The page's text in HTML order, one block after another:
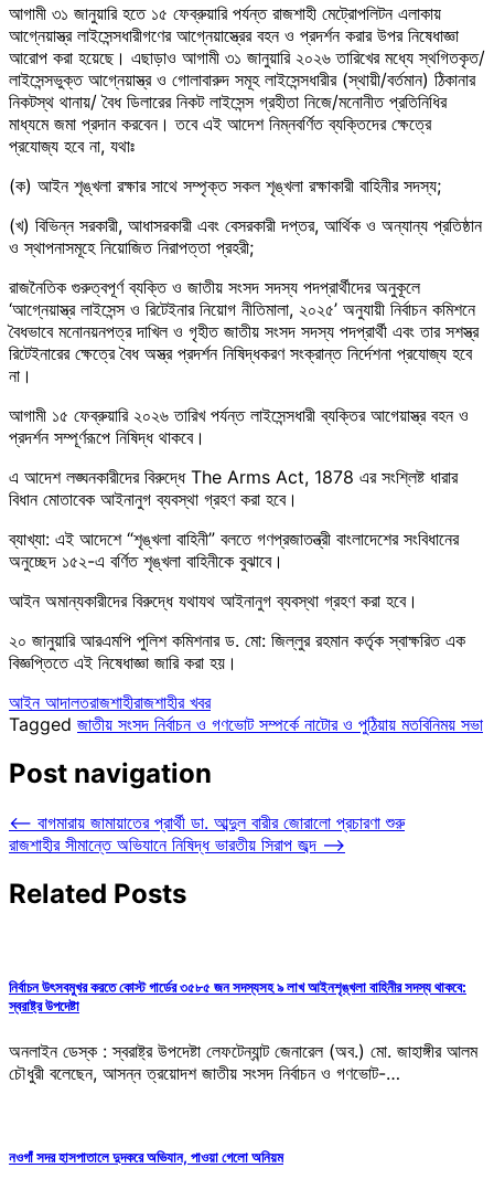
আগামী ৩১ জানুয়ারি হতে ১৫ ফেব্রুয়ারি পর্যন্ত রাজশাহী মেট্রোপলিটন এলাকায়
আগ্নেয়াস্ত্র লাইসেন্সধারীগণের আগ্নেয়াস্ত্রের বহন ও প্রদর্শন করার উপর নিষেধাজ্ঞা
আরোপ করা হয়েছে। এছাড়াও আগামী ৩১ জানুয়ারি ২০২৬ তারিখের মধ্যে স্থগিতকৃত/
লাইসেন্সভুক্ত আগ্নেয়াস্ত্র ও গোলাবারুদ সমূহ লাইসেন্সধারীর (স্থায়ী/বর্তমান) ঠিকানার
নিকটস্থ থানায়/ বৈধ ডিলারের নিকট লাইসেন্স গ্রহীতা নিজে/মনোনীত প্রতিনিধির
মাধ্যমে জমা প্রদান করবেন। তবে এই আদেশ নিম্নবর্ণিত ব্যক্তিদের ক্ষেত্রে
প্রযোজ্য হবে না, যথাঃ
(ক) আইন শৃঙ্খলা রক্ষার সাথে সম্পৃক্ত সকল শৃঙ্খলা রক্ষাকারী বাহিনীর সদস্য;
(খ) বিভিন্ন সরকারী, আধাসরকারী এবং বেসরকারী দপ্তর, আর্থিক ও অন্যান্য প্রতিষ্ঠান
ও স্থাপনাসমূহে নিয়োজিত নিরাপত্তা প্রহরী;
রাজনৈতিক গুরুত্বপূর্ণ ব্যক্তি ও জাতীয় সংসদ সদস্য পদপ্রার্থীদের অনুকূলে
‘আগ্নেয়াস্ত্র লাইসেন্স ও রিটেইনার নিয়োগ নীতিমালা, ২০২৫’ অনুযায়ী নির্বাচন কমিশনে
বৈধভাবে মনোনয়নপত্র দাখিল ও গৃহীত জাতীয় সংসদ সদস্য পদপ্রার্থী এবং তার সশস্ত্র
রিটেইনারের ক্ষেত্রে বৈধ অস্ত্র প্রদর্শন নিষিদ্ধকরণ সংক্রান্ত নির্দেশনা প্রযোজ্য হবে
না।
আগামী ১৫ ফেব্রুয়ারি ২০২৬ তারিখ পর্যন্ত লাইসেন্সধারী ব্যক্তির আগেয়াস্ত্র বহন ও
প্রদর্শন সম্পূর্ণরূপে নিষিদ্ধ থাকবে।
এ আদেশ লঙ্ঘনকারীদের বিরুদ্ধে The Arms Act, 1878 এর সংশ্লিষ্ট ধারার
বিধান মোতাবেক আইনানুগ ব্যবস্থা গ্রহণ করা হবে।
ব্যাখ্যা: এই আদেশে “শৃঙ্খলা বাহিনী” বলতে গণপ্রজাতন্ত্রী বাংলাদেশের সংবিধানের
অনুচ্ছেদ ১৫২-এ বর্ণিত শৃঙ্খলা বাহিনীকে বুঝাবে।
আইন অমান্যকারীদের বিরুদ্ধে যথাযথ আইনানুগ ব্যবস্থা গ্রহণ করা হবে।
২০ জানুয়ারি আরএমপি পুলিশ কমিশনার ড. মো: জিল্‌লুর রহমান কর্তৃক স্বাক্ষরিত এক
বিজ্ঞপ্তিতে এই নিষেধাজ্ঞা জারি করা হয়।
আইন আদালতরাজশাহীরাজশাহীর খবর
Tagged জাতীয় সংসদ নির্বাচন ও গণভোট সম্পর্কে নাটোর ও পুঠিয়ায় মতবিনিময় সভা
Post navigation
⟵ বাগমারায় জামায়াতের প্রার্থী ডা. আব্দুল বারীর জোরালো প্রচারণা শুরু
রাজশাহীর সীমান্তে অভিযানে নিষিদ্ধ ভারতীয় সিরাপ জব্দ ⟶
Related Posts
নির্বাচন উৎসবমুখর করতে কোস্ট গার্ডের ৩৫৮৫ জন সদস্যসহ ৯ লাখ আইনশৃঙ্খলা বাহিনীর সদস্য থাকবে:
স্বরাষ্ট্র উপদেষ্টা
অনলাইন ডেস্ক : স্বরাষ্ট্র উপদেষ্টা লেফটেন্যান্ট জেনারেল (অব.) মো. জাহাঙ্গীর আলম
চৌধুরী বলেছেন, আসন্ন ত্রয়োদশ জাতীয় সংসদ নির্বাচন ও গণভোট-…
নওগাঁ সদর হাসপাতালে দুদকরে অভিযান, পাওয়া গেলো অনিয়ম